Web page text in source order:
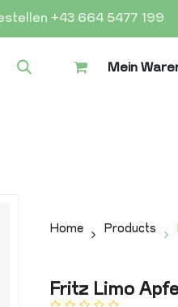
+43 664 5477 199
Mein
Home Products
Fritz Limo